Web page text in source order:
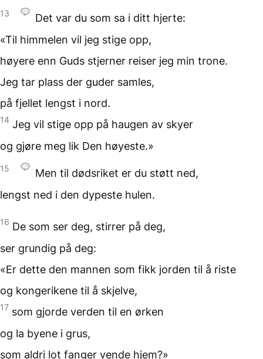
13 Det var du som sa i ditt hjerte:
«Til himmelen vil jeg stige opp,
høyere enn Guds stjerner reiser jeg min trone.
Jeg tar plass der guder samles,
på fjellet lengst i nord.
14 Jeg vil stige opp på haugen av skyer
og gjøre meg lik Den høyeste.»
15 Men til dødsriket er du støtt ned,
lengst ned i den dypeste hulen.
16 De som ser deg, stirrer på deg,
ser grundig på deg:
«Er dette den mannen som fikk jorden til å riste
og kongerikene til å skjelve,
17 som gjorde verden til en ørken
og la byene i grus,
som aldri lot fanger vende hjem?»